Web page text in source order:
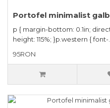
Portofel minimalist
p { margin-bottom: 0.1in;
height: 115%; }p.western { font-..
95RON